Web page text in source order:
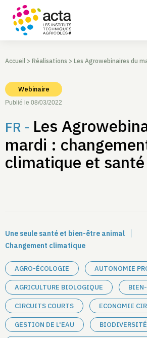
Accueil > Réalisations > Les Agrowebinaires du mardi :
Webinaire
Publié le 08/03/2022
FR - Les
mardi :
climatique et
Une seule santé et bien-être animal
Changement climatique
AGRO-ÉCOLOGIE AUTONOMIE
AGRICULTURE BIOLOGIQUE
CIRCUITS COURTS ECONOMIE
GESTION DE L'EAU BIODIVERSITÉ